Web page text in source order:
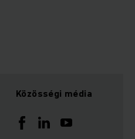
Közösségi média